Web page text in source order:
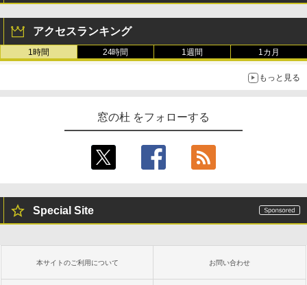
ンチディスプレイ、色調調節ライト、12
週間持続バッテリー、広告なし、ブラッ
ク
Amazon Kindle - 目に優しい、かさばら
ない、大きな画面で読みやすい、6週間持
書籍リーダー、ブラック、16GB、広告な
Kindle Paperwhite シグニチャーエディ
るさ自動調整、色調調節ライト、12週間
持続バッテリー、広告なし、メタリック
アクセスランキング
1時間 24時間 1週間 1カ月
もっと見る
窓の杜 をフォローする
Special Site
本サイトのご利用について お問い合わせ